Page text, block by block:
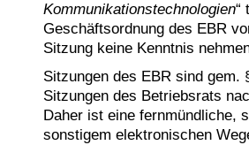
Kommunikationstechnologien“
Geschäftsordnung des EBR
Sitzung keine Kenntnis
Sitzungen des EBR sind gem.
Sitzungen des Betriebsrats
Daher ist eine fernmündliche,
sonstigem elektronischen